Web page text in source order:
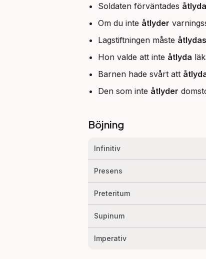
Soldaten förväntades åtlyda
Om du inte åtlyder
Lagstiftningen måste åtlydas
Hon valde att inte åtlyda
Barnen hade svårt att
Den som inte åtlyder
Böjning
Infinitiv
Presens
Preteritum
Supinum
Imperativ